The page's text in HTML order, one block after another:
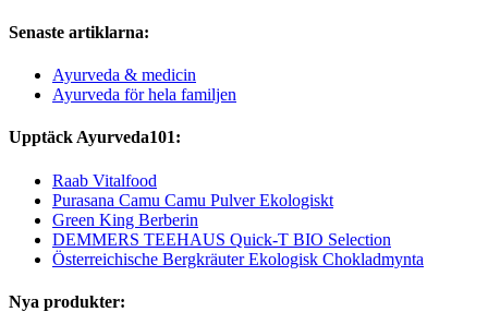
Senaste artiklarna:
Ayurveda & medicin
Ayurveda för hela familjen
Upptäck Ayurveda101:
Raab Vitalfood
Purasana Camu Camu Pulver Ekologiskt
Green King Berberin
DEMMERS TEEHAUS Quick-T BIO Selection
Österreichische Bergkräuter Ekologisk Chokladmynta
Nya produkter: